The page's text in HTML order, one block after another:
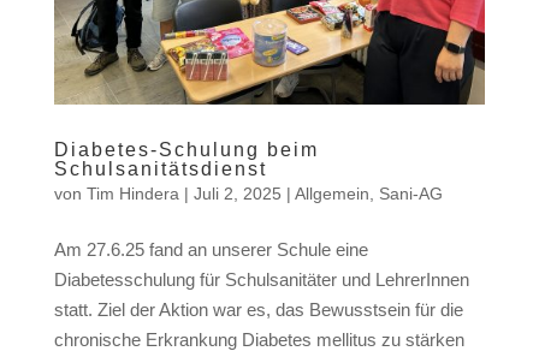
Diabetes-Schulung beim
Schulsanitätsdienst
von Tim Hindera | Juli 2, 2025 | Allgemein Sani-AG
Am 27.6.25 fand an unserer Schule eine
Diabetesschulung für Schulsanitäter und LehrerInnen
statt. Ziel der Aktion war es, das Bewusstsein für die
chronische Erkrankung Diabetes mellitus zu stärken